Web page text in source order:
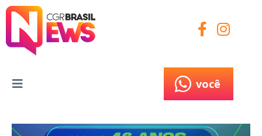
você